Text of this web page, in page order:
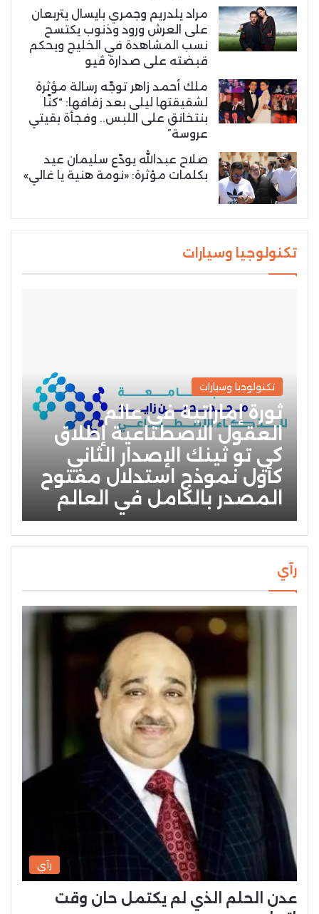
مراد يلدريم وجمري بايسال يتربعان
على العرش ورود وذنوب يكتسح
نسب المشاهدة في الخليج ويحكم
قبضته على صدارة ڤيو
ملك أحمد زاهر توجّه رسالة مؤثرة
لشقيقتها ليلى بعد زفافها: “كنّا
بنتخانق على اللبس.. وفجأة بقيتي
عروسة”
صلاح عبدالله يودّع سليمان عيد
بكلمات مؤثرة: «نومة هنية يا غالي»
تكنولوجيا وسيارات
تكنولوجيا وسيارات
ثورة إماراتية في عالم
العقول الاصطناعية إطلاق
كي تو ثينك الإصدار الثاني
كأول نموذج استدلال مفتوح
المصدر بالكامل في العالم
رآي
رآي
عدن الحلم الذي لم يكتمل حان وقت